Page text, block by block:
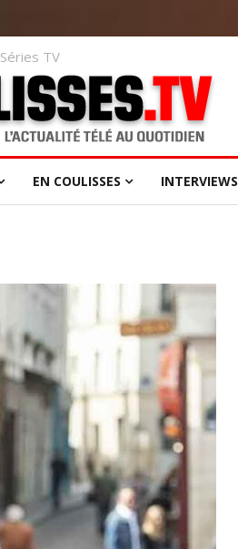
Séries TV
EN COULISSES INTERVIEWS